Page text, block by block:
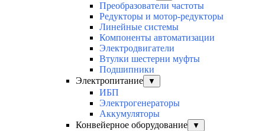
Преобразователи частоты
Редукторы и мотор-редукторы
Линейные системы
Компоненты автоматизации
Электродвигатели
Втулки шестерни муфты
Подшипники
Электропитание
▼
ИБП
Электрогенераторы
Аккумуляторы
Конвейерное оборудование
▼